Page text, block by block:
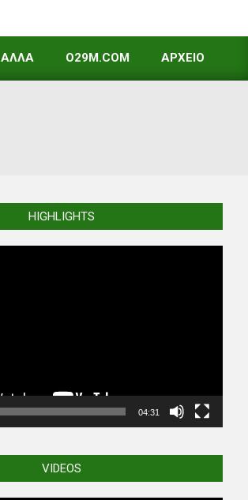
ΑΛΛΑ O29M.COM ΑΡΧΕΙΟ
HIGHLIGHTS
04:31
VIDEOS